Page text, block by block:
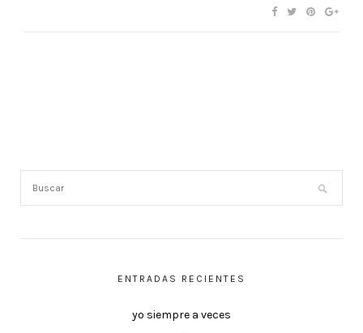
ENTRADAS RECIENTES
yo siempre a veces